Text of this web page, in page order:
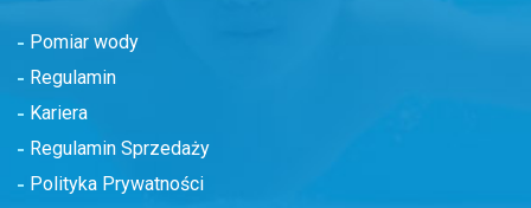
Pomiar wody
Regulamin
Kariera
Regulamin Sprzedaży
Polityka Prywatności